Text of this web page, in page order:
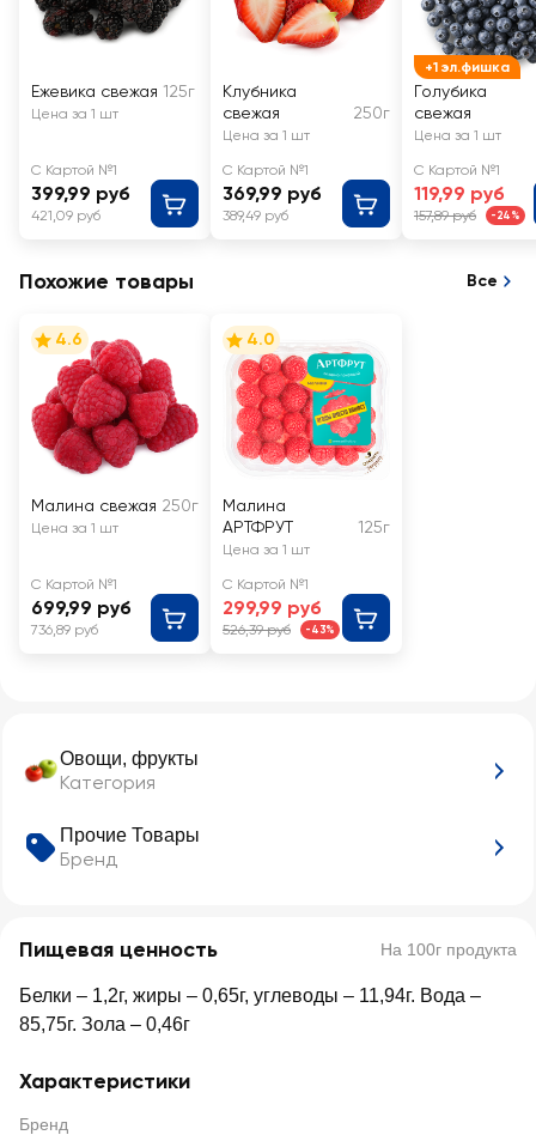
Овощи, фрукты
Категория
Прочие Товары
Бренд
Пищевая ценность На 100г продукта
Белки – 1,2г, жиры – 0,65г, углеводы – 11,94г. Вода –
85,75г. Зола – 0,46г
Характеристики
Бренд
Ежевика свежая 125г
Цена за 1 шт
С Картой №1
399,99 руб
421,09 руб
Клубника
свежая
250г
Цена за 1 шт
С Картой №1
369,99 руб
389,49 руб
+1 эл.фишка
Голубика
свежая
Цена за 1 шт
С Картой №1
119,99 руб
157,89 руб -24%
Похожие товары Все
4.6
Малина свежая 250г
Цена за 1 шт
С Картой №1
699,99 руб
736,89 руб
4.0
Малина
АРТФРУТ
125г
Цена за 1 шт
С Картой №1
299,99 руб
526,39 руб -43%